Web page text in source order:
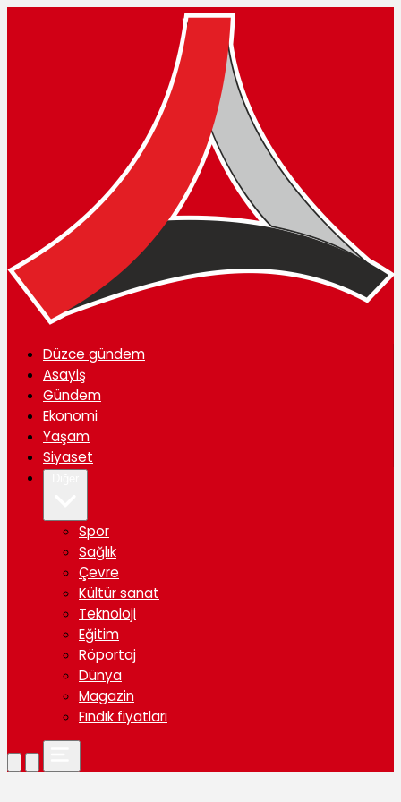
Düzce gündem
Asayiş
Gündem
Ekonomi
Yaşam
Siyaset
Spor
Sağlık
Çevre
Kültür sanat
Teknoloji
Eğitim
Röportaj
Dünya
Magazin
Fındık fiyatları